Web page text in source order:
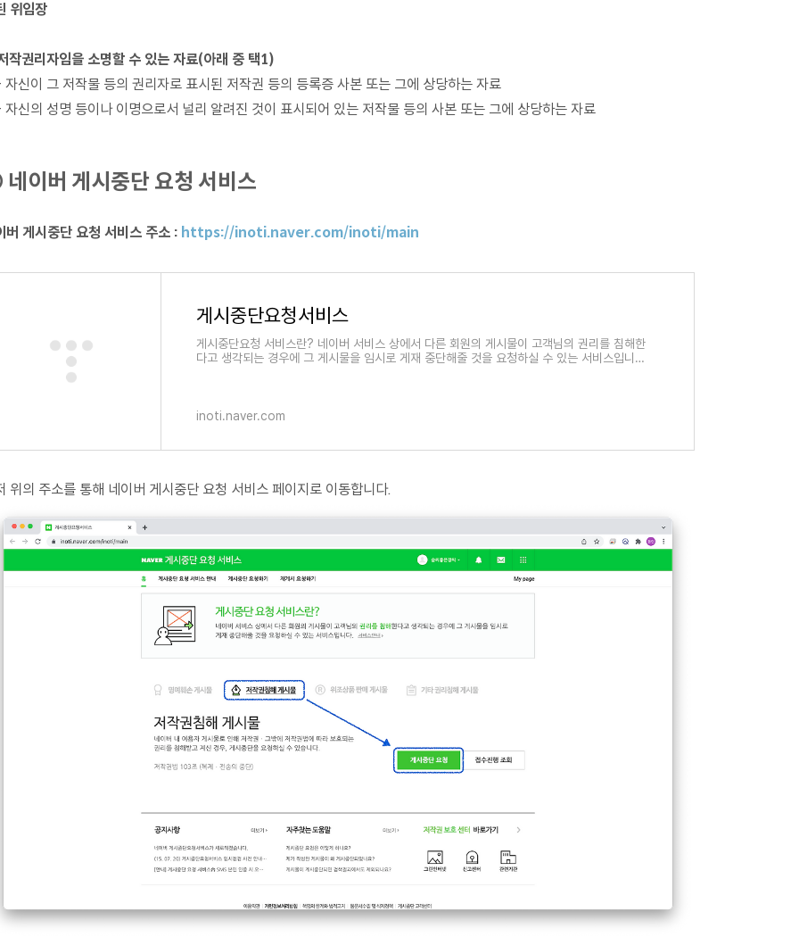
위임장
작권리자임을 소명할 수 있는 자료(아래 중 택1)
이 그 저작물 등의 권리자로 표시된 저작권 등의 등록증 사본 또는 그에 상당하는 자료
의 성명 등이나 이명으로서 널리 알려진 것이 표시되어 있는 저작물 등의 사본 또는 그에 상당하는 자료
네이버 게시중단 요청 서비스
버 게시중단 요청 서비스 주소 : https://inoti.naver.com/inoti/main
게시중단요청서비스
게시중단요청 서비스란? 네이버 서비스 상에서 다른 회원의 게시물이 고객님의 권리를 침해한
다고 생각되는 경우에 그 게시물을 임시로 게재 중단해줄 것을 요청하실 수 있는 서비스입니다.
inoti.naver.com
위의 주소를 통해 네이버 게시중단 요청 서비스 페이지로 이동합니다.